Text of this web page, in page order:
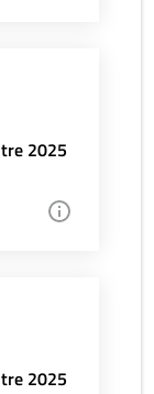
2025
2025